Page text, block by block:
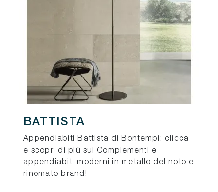
BATTISTA
Appendiabiti Battista di Bontempi: clicca
e scopri di più sui Complementi e
appendiabiti moderni in metallo del noto e
rinomato brand!